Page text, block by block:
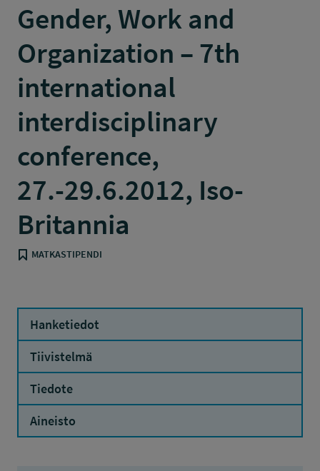
Gender, Work and
Organization – 7th
international
interdisciplinary
conference,
27.-29.6.2012, Iso-
Britannia
MATKASTIPENDI
Hanketiedot
Tiivistelmä
Tiedote
Aineisto